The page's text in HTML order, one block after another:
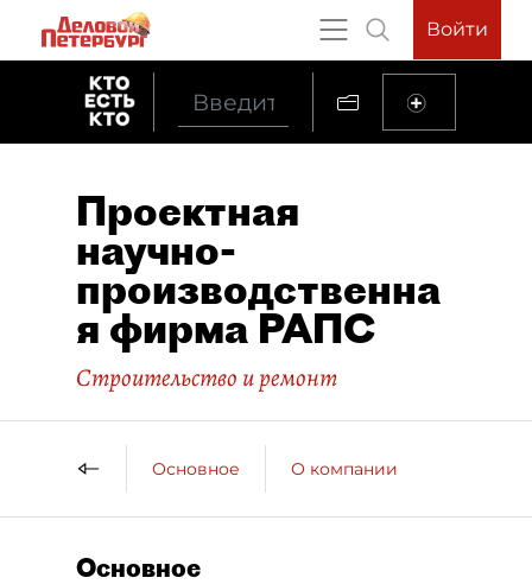
Войти
Проектная
научно-
производственна
я фирма РАПС
Строительство и ремонт
Основное О компании
Основное